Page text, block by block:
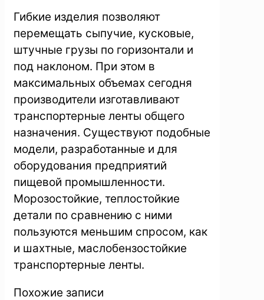
Гибкие изделия позволяют
перемещать сыпучие, кусковые,
штучные грузы по горизонтали и
под наклоном. При этом в
максимальных объемах сегодня
производители изготавливают
транспортерные ленты общего
назначения. Существуют подобные
модели, разработанные и для
оборудования предприятий
пищевой промышленности.
Морозостойкие, теплостойкие
детали по сравнению с ними
пользуются меньшим спросом, как
и шахтные, маслобензостойкие
транспортерные ленты.
Похожие записи